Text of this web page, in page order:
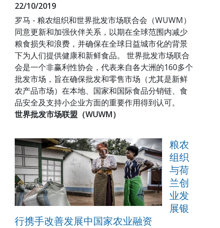
22/10/2019
罗马 - 粮农组织和世界批发市场联合会（WUWM）
同意更新和加强伙伴关系，以期在全球范围内减少
粮食损失和浪费，并确保在全球日益城市化的背景
下为人们提供健康和新鲜食品。 世界批发市场联合
会是一个非赢利性协会，代表来自各大洲的160多个
批发市场，旨在确保批发和零售市场（尤其是新鲜
农产品市场）在本地、国家和国际食品分销链、食
品安全及支持小企业方面的重要作用得到认可。
世界批发市场联盟（WUWM）
粮农
组织
与荷
兰创
业发
展银
行携手改善发展中国家农业融资